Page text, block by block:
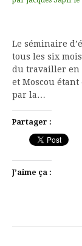
Le séminaire
tous les six
du travailler en
et Moscou
par la…
Partager :
J’aime ça :